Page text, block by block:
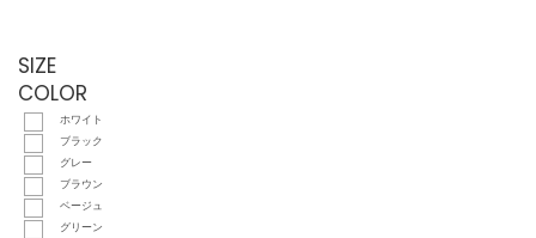
SIZE
COLOR
ホワイト
ブラック
グレー
ブラウン
ベージュ
グリーン